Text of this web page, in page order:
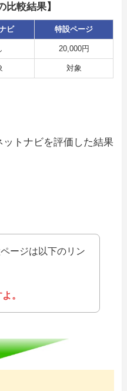
比較結果】
ビ 特設ページ
20,000円
対象
トナビを評価した結果
ージは以下のリン
。